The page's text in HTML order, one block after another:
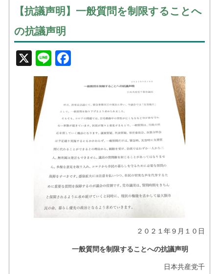
議会質問
政策・見解
お問い合せ
【抗議声明】一般質問を制限することへ
の抗議声明
X Line
２０２１年９月１０日
一般質問を制限することへの抗議声明
日本共産党千